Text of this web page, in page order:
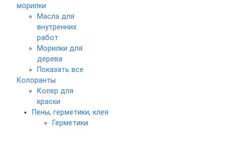
морилки
Масла для
внутренних
работ
Морилки для
дерева
Показать все
Колоранты
Колер для
краски
Пены, герметики, клея
Герметики